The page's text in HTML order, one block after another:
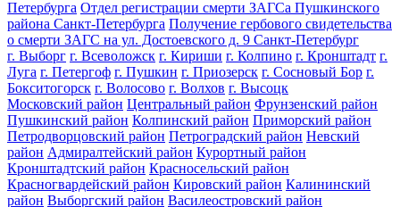
Петербурга Отдел регистрации смерти ЗАГСа Пушкинского
района Санкт-Петербурга Получение гербового свидетельства
о смерти ЗАГС на ул. Достоевского д. 9 Санкт-Петербург
г. Выборг г. Всеволожск г. Кириши г. Колпино г. Кронштадт г.
Луга г. Петергоф г. Пушкин г. Приозерск г. Сосновый Бор г.
Бокситогорск г. Волосово г. Волхов г. Высоцк
Московский район Центральный район Фрунзенский район
Пушкинский район Колпинский район Приморский район
Петродворцовский район Петроградский район Невский
район Адмиралтейский район Курортный район
Кронштадтский район Красносельский район
Красногвардейский район Кировский район Калининский
район Выборгский район Василеостровский район